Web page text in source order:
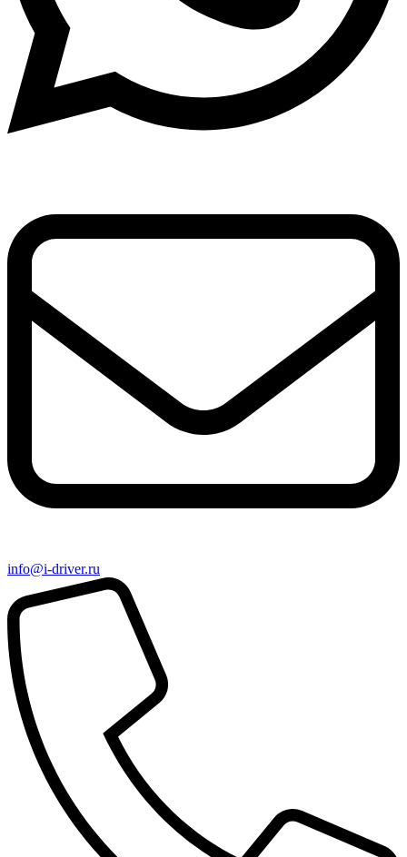
info@i-driver.ru